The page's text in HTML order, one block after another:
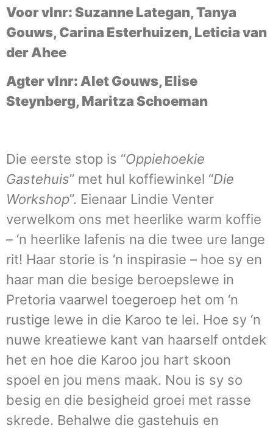
Voor vlnr: Suzanne Lategan, Tanya
Gouws, Carina Esterhuizen, Leticia van
der Ahee
Agter vlnr: Alet Gouws, Elise
Steynberg, Maritza Schoeman
Die eerste stop is “Oppiehoekie
Gastehuis” met hul koffiewinkel “Die
Workshop”. Eienaar Lindie Venter
verwelkom ons met heerlike warm koffie
– ‘n heerlike lafenis na die twee ure lange
rit! Haar storie is ‘n inspirasie – hoe sy en
haar man die besige beroepslewe in
Pretoria vaarwel toegeroep het om ‘n
rustige lewe in die Karoo te lei. Hoe sy ‘n
nuwe kreatiewe kant van haarself ontdek
het en hoe die Karoo jou hart skoon
spoel en jou mens maak. Nou is sy so
besig en die besigheid groei met rasse
skrede. Behalwe die gastehuis en